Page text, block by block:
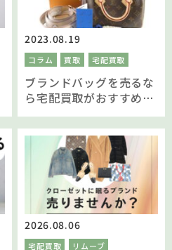
2023.08.19
コラム 買取 宅配買取
ブランドバッグを売るな
ら宅配買取がおすすめな
理由を解説！
2026.08.06
宅配買取 リムーブ